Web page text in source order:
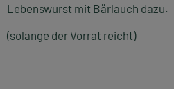
Lebenswurst mit Bärlauch dazu.
(solange der Vorrat reicht)